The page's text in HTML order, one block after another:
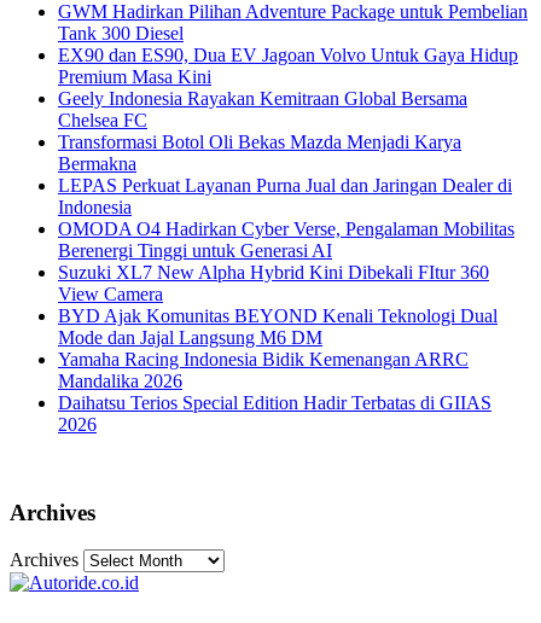
GWM Hadirkan Pilihan Adventure Package untuk Pembelian
Tank 300 Diesel
EX90 dan ES90, Dua EV Jagoan Volvo Untuk Gaya Hidup
Premium Masa Kini
Geely Indonesia Rayakan Kemitraan Global Bersama
Chelsea FC
Transformasi Botol Oli Bekas Mazda Menjadi Karya
Bermakna
LEPAS Perkuat Layanan Purna Jual dan Jaringan Dealer di
Indonesia
OMODA O4 Hadirkan Cyber Verse, Pengalaman Mobilitas
Berenergi Tinggi untuk Generasi AI
Suzuki XL7 New Alpha Hybrid Kini Dibekali FItur 360
View Camera
BYD Ajak Komunitas BEYOND Kenali Teknologi Dual
Mode dan Jajal Langsung M6 DM
Yamaha Racing Indonesia Bidik Kemenangan ARRC
Mandalika 2026
Daihatsu Terios Special Edition Hadir Terbatas di GIIAS
2026
Archives
Archives